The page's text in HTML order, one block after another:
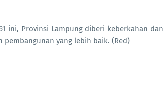
ini, Provinsi Lampung diberi keberkahan dan
yang lebih baik. (Red)